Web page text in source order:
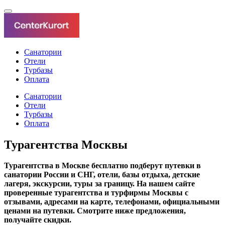
Санатории
Отели
Турбазы
Оплата
Санатории
Отели
Турбазы
Оплата
Турагентства Москвы
Турагентства в Москве бесплатно подберут путевки в
санатории России и СНГ, отели, базы отдыха, детские
лагеря, экскурсии, туры за границу. На нашем сайте
проверенные турагентства и турфирмы Москвы с
отзывами, адресами на карте, телефонами, официальными
ценами на путевки. Смотрите ниже предложения,
получайте скидки.